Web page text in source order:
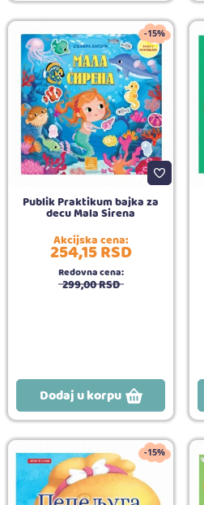
-15%
Publik Praktikum bajka za
decu Mala Sirena
Akcijska cena:
254,15RSD
Redovna cena:
299,00RSD
Dodaj u korpu
-15%